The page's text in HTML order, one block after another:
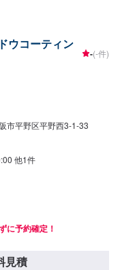
ウコーティン
-(-件)
市平野区平野西3-1-33
他1件
に予約確定！
見積